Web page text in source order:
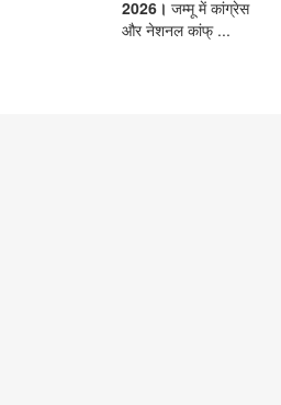
2026।जम्मू में कांग्रेस
और नेशनल कांफ् ...